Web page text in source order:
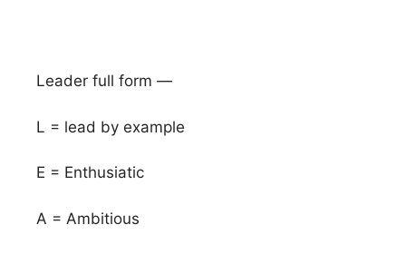
Leader full form —
L = lead by example
E = Enthusiatic
A = Ambitious